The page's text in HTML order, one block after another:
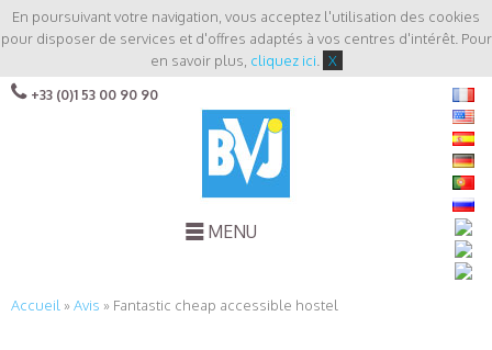
En poursuivant votre navigation, vous acceptez l'utilisation des cookies
pour disposer de services et d'offres adaptés à vos centres d'intérêt. Pour
en savoir plus, cliquez ici X
+33 (0)1 53 00 90 90
MENU
Accueil »Avis » Fantastic cheap accessible hostel